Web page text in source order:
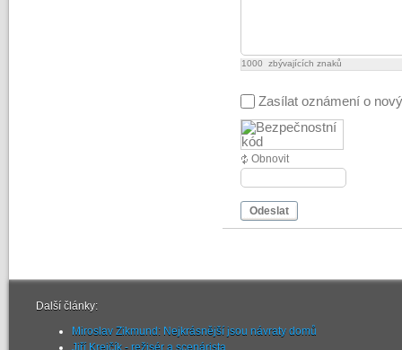
1000 zbývajících znaků
Zasílat oznámení o
Obnovit
Odeslat
Další články:
Miroslav Zikmund: Nejkrásnější jsou návraty domů
Jiří Krejčík - režisér a scenárista